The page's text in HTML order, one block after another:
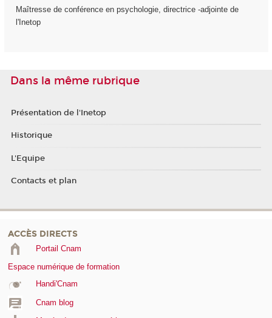
Maîtresse de conférence en psychologie, directrice -adjointe de
l'Inetop
Dans la même rubrique
Présentation de l'Inetop
Historique
L'Equipe
Contacts et plan
ACCÈS DIRECTS
Portail Cnam
Espace numérique de formation
Handi'Cnam
Cnam blog